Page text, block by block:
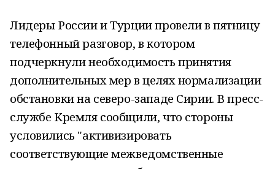
Лидеры России и Турции провели в пятницу
телефонный разговор, в котором
подчеркнули необходимость принятия
дополнительных мер в целях нормализации
обстановки на северо-западе Сирии. В пресс-
службе Кремля сообщили, что стороны
условились "активизировать
соответствующие межведомственные